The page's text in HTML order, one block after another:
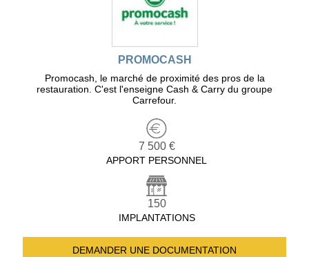
PROMOCASH
Promocash, le marché de proximité des pros de la
restauration. C'est l'enseigne Cash & Carry du groupe
Carrefour.
7 500 €
APPORT PERSONNEL
150
IMPLANTATIONS
DEMANDER UNE DOCUMENTATION